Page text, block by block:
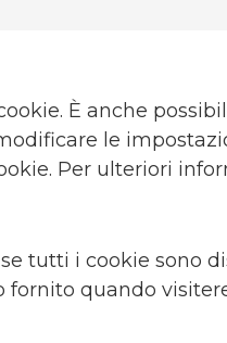
È anche
le
Per ulteriori
tutti i cookie sono
fornito quando